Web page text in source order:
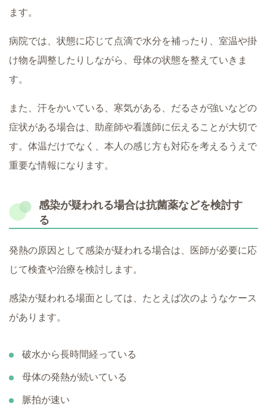
ます。
病院では、状態に応じて点滴で水分を補ったり、室温や掛
け物を調整したりしながら、母体の状態を整えていきま
す。
また、汗をかいている、寒気がある、だるさが強いなどの
症状がある場合は、助産師や看護師に伝えることが大切で
す。体温だけでなく、本人の感じ方も対応を考えるうえで
重要な情報になります。
感染が疑われる場合は抗菌薬などを検討す
る
発熱の原因として感染が疑われる場合は、医師が必要に応
じて検査や治療を検討します。
感染が疑われる場面としては、たとえば次のようなケース
があります。
破水から長時間経っている
母体の発熱が続いている
脈拍が速い